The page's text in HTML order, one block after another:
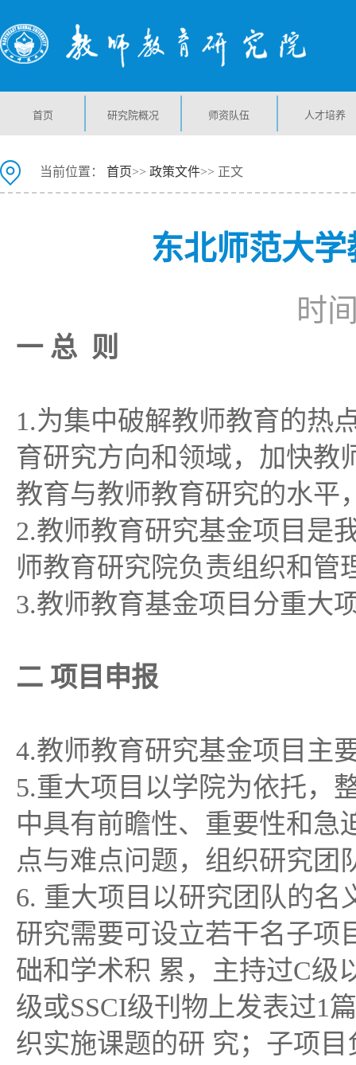
首页 研究院概况 师资队伍 人才培养
当前位置： 首页>> 政策文件>> 正文
东北师范大
时
一 总 则
1.为集中破解教师教育的热
育研究方向和领域，加快教
教育与教师教育研究的水平
2.教师教育研究基金项目是
师教育研究院负责组织和管
3.教师教育基金项目分重大
二 项目申报
4.教师教育研究基金项目主
5.重大项目以学院为依托，
中具有前瞻性、重要性和急
点与难点问题，组织研究团
6. 重大项目以研究团队的名
研究需要可设立若干名子项
础和学术积 累，主持过C级
级或SSCI级刊物上发表过1
织实施课题的研 究；子项